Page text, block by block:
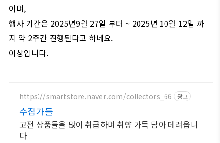
이며,
행사 기간은 2025년9월 27일 부터 ~ 2025년 10월 12일 까
지 약 2주간 진행된다고 하네요.
이상입니다.
https://smartstore.naver.com/collectors_66 광고
수집가들
고전 상품들을 많이 취급하며 취향 가득 담아 데려옵니
다